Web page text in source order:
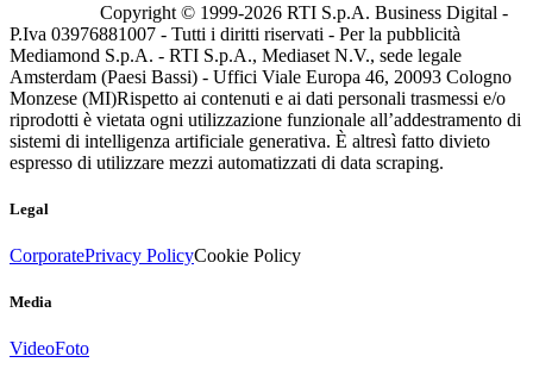
Copyright © 1999-2026 RTI S.p.A. Business Digital -
P.Iva 03976881007 - Tutti i diritti riservati - Per la pubblicità
Mediamond S.p.A. - RTI S.p.A., Mediaset N.V., sede legale
Amsterdam (Paesi Bassi) - Uffici Viale Europa 46, 20093 Cologno
Monzese (MI)Rispetto ai contenuti e ai dati personali trasmessi e/o
riprodotti è vietata ogni utilizzazione funzionale all’addestramento di
sistemi di intelligenza artificiale generativa. È altresì fatto divieto
espresso di utilizzare mezzi automatizzati di data scraping.
Legal
CorporatePrivacy PolicyCookie Policy
Media
VideoFoto